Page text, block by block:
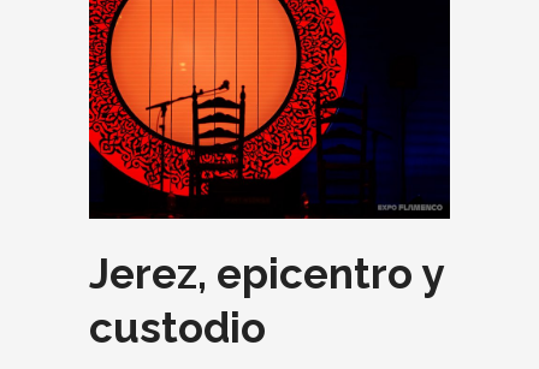
Jerez, epicentro y
custodio